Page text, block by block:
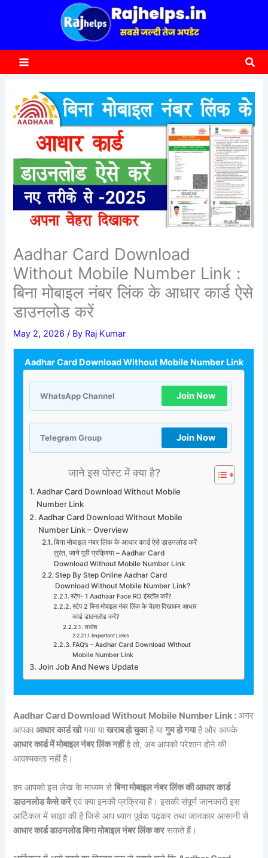
Aadhar Card Download
Without Mobile Number Link :
बिना मोबाइल नंबर लिंक के आधार कार्ड ऐसे
डाउनलोड करें
May 2, 2026/ By Raj Kumar
Aadhar Card Download Without Mobile Number Link
WhatsApp Channel Join Now
Telegram Group Join Now
जाने इस पोस्ट में क्या है?
Aadhar Card Download Without Mobile
Number Link
Aadhar Card Download Without Mobile
Number Link – Overview
बिना मोबाइल नंबर लिंक के आधार कार्ड ऐसे डाउनलोड करें
तुरंत, जाने पूरी प्रक्रिया – Aadhar Card
Download Without Mobile Number Link
Step By Step Online Aadhar Card
Download Without Mobile Number Link?
स्टेप- 1 Aadhaar Face RD इंस्टॉल करें?
स्टेप 2 बिना मोबाइल नंबर लिंक के चेहरा दिखाकर आधार
कार्ड डाउनलोड करें?
सारांश
Important Links
FAQ’s – Aadhar Card Download Without
Mobile Number Link
Join Job And News Update
Aadhar Card Download Without Mobile Number Link :अगर
आपकाआधार कार्ड खोगया याखराब हो चुकाहै यागुम हो गयाहै और आपके
आधार कार्ड में मोबाइल नंबर लिंक नहींहै तो, अब आपको परेशान होने की
आवश्यकता नहीं है।
हम आपको इस लेख के माध्यम सेबिना मोबाइल नंबर लिंक की आधार कार्ड
डाउनलोड कैसे करेंएवं क्या इनकी प्रक्रिया है। इसकी संपूर्ण जानकारी इस
आर्टिकल में साझा की है जिसे आप ध्यान पूर्वक पढ़कर तथा जानकार आसानी से
आधार कार्ड डाउनलोड बिना मोबाइल नंबर लिंक करसकते हैं।
c